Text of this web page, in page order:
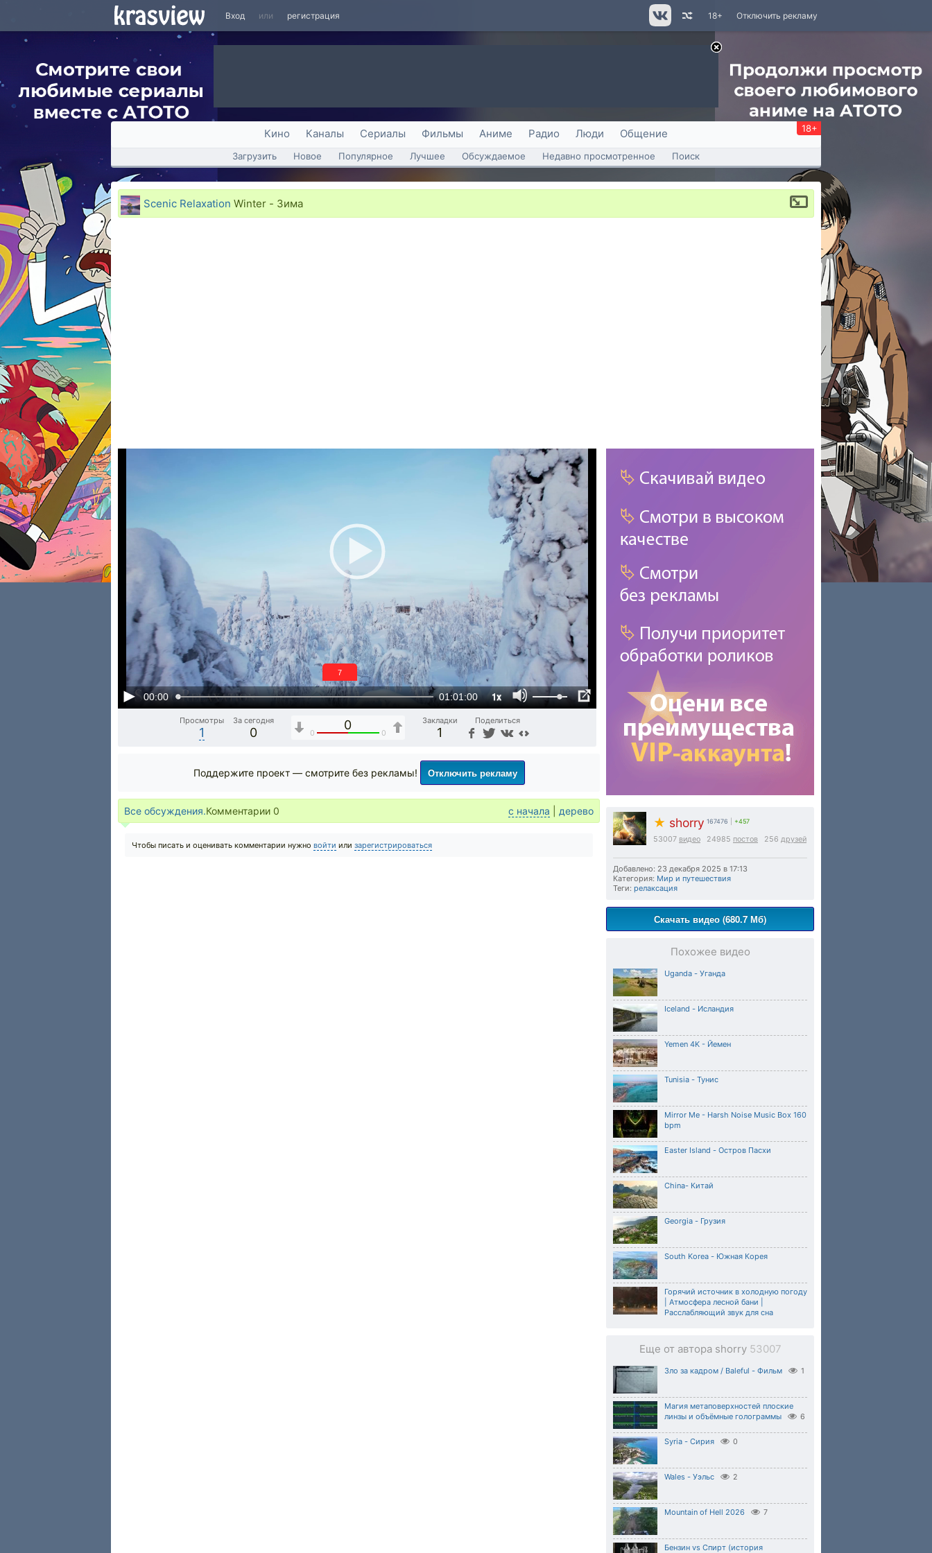
Вход или регистрация Отключить рекламу
18+
Кино Каналы Сериалы Фильмы Аниме Радио Люди Общение 18+
Загрузить Новое Популярное Лучшее Обсуждаемое Недавно просмотренное Поиск
Scenic Relaxation Winter - Зима
00:00 01:01:00 1x
6
Просмотры
1
За сегодня
0
0
0 0
Закладки
1
Поделиться
★ shorry 167476 +457
53007 видео 24985 постов 256 друзей
Добавлено: 23 декабря 2025 в 17:13
Категория: Мир и путешествия
Теги: релаксация
Скачать видео (680.7 Мб)
Похожее видео
Uganda - Уганда
Iceland - Исландия
Yemen 4K - Йемен
Tunisia - Тунис
Mirror Me - Harsh Noise Music Box 160
bpm
Easter Island - Остров Пасхи
China- Китай
Georgia - Грузия
South Korea - Южная Корея
Горячий источник в холодную погоду
| Атмосфера лесной бани |
Расслабляющий звук для сна
Еще от автора shorry 53007
Зло за кадром / Baleful - Фильм 1
Магия метаповерхностей плоские
линзы и объёмные голограммы
6
Syria - Сирия 0
Wales - Уэльс 2
Mountain of Hell 2026 7
Бензин vs Спирт (история
Поддержите проект — смотрите без рекламы! Отключить рекламу
Все обсуждения.Комментарии 0 с начала дерево
Чтобы писать и оценивать комментарии нужно войти или зарегистрироваться